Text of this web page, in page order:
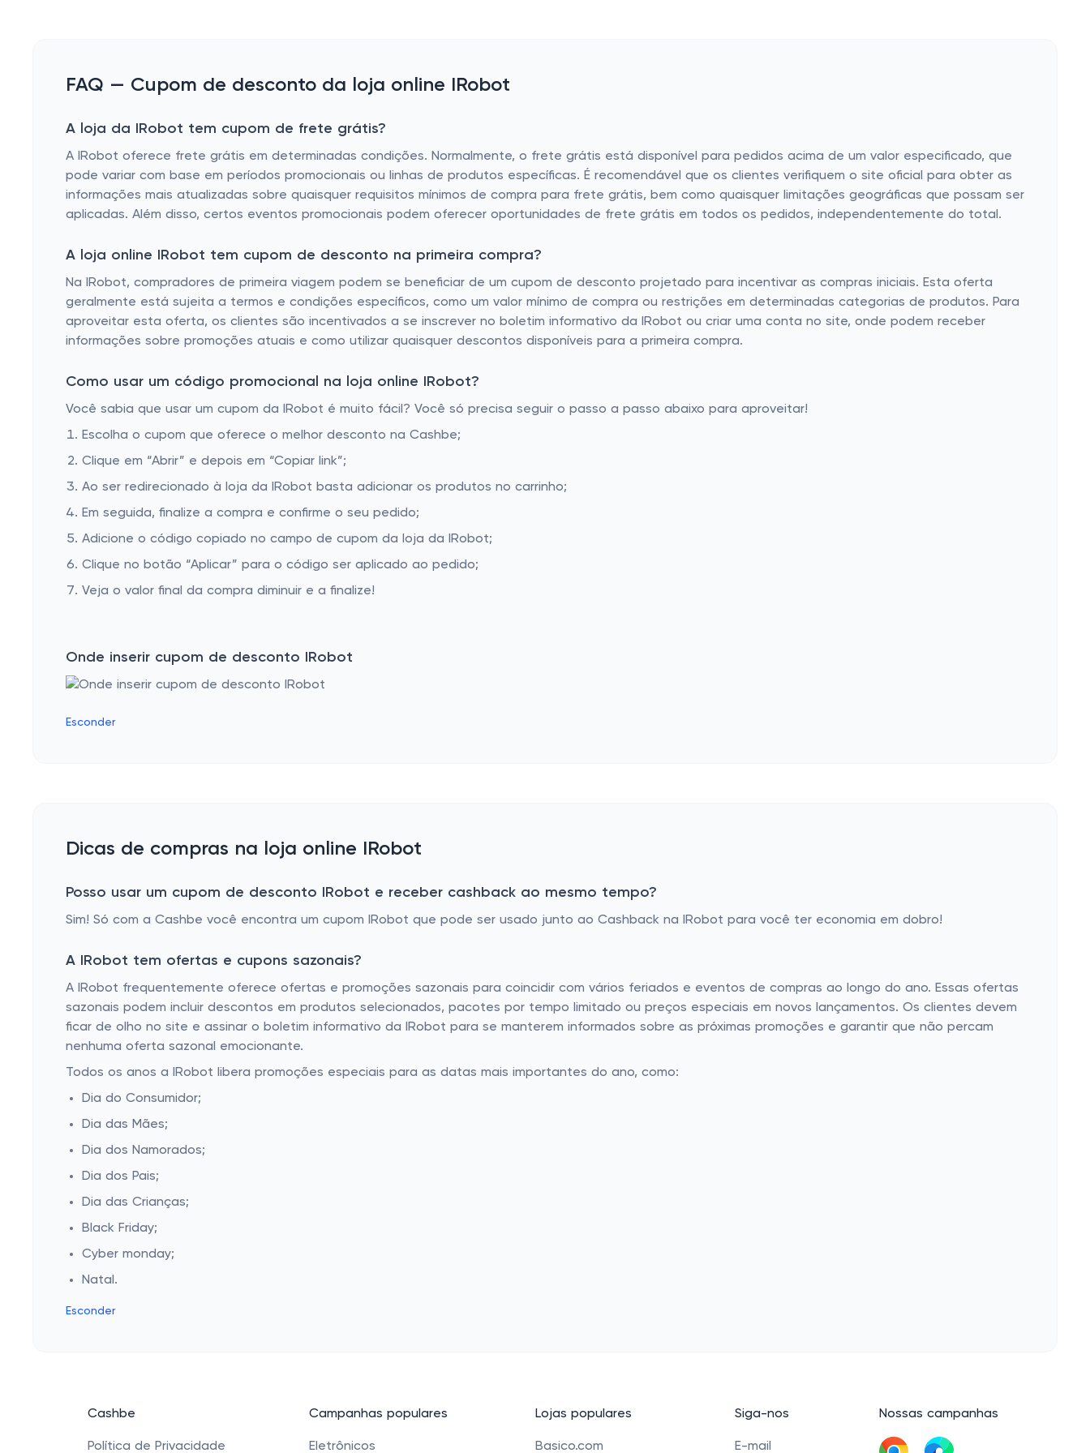
FAQ — Cupom de desconto da loja online IRobot
A loja da IRobot tem cupom de frete grátis?
A IRobot oferece frete grátis em determinadas condições. Normalmente, o frete grátis está disponível para pedidos acima de um valor especificado, que
pode variar com base em períodos promocionais ou linhas de produtos específicas. É recomendável que os clientes verifiquem o site oficial para obter as
informações mais atualizadas sobre quaisquer requisitos mínimos de compra para frete grátis, bem como quaisquer limitações geográficas que possam ser
aplicadas. Além disso, certos eventos promocionais podem oferecer oportunidades de frete grátis em todos os pedidos, independentemente do total.
A loja online IRobot tem cupom de desconto na primeira compra?
Na IRobot, compradores de primeira viagem podem se beneficiar de um cupom de desconto projetado para incentivar as compras iniciais. Esta oferta
geralmente está sujeita a termos e condições específicos, como um valor mínimo de compra ou restrições em determinadas categorias de produtos. Para
aproveitar esta oferta, os clientes são incentivados a se inscrever no boletim informativo da IRobot ou criar uma conta no site, onde podem receber
informações sobre promoções atuais e como utilizar quaisquer descontos disponíveis para a primeira compra.
Como usar um código promocional na loja online IRobot?
Você sabia que usar um cupom da IRobot é muito fácil? Você só precisa seguir o passo a passo abaixo para aproveitar!
Escolha o cupom que oferece o melhor desconto na Cashbe;
Clique em “Abrir” e depois em “Copiar link”;
Ao ser redirecionado à loja da IRobot basta adicionar os produtos no carrinho;
Em seguida, finalize a compra e confirme o seu pedido;
Adicione o código copiado no campo de cupom da loja da IRobot;
Clique no botão “Aplicar” para o código ser aplicado ao pedido;
Veja o valor final da compra diminuir e a finalize!
Onde inserir cupom de desconto IRobot
Esconder
Dicas de compras na loja online IRobot
Posso usar um cupom de desconto IRobot e receber cashback ao mesmo tempo?
Sim! Só com a Cashbe você encontra um cupom IRobot que pode ser usado junto ao Cashback na IRobot para você ter economia em dobro!
A IRobot tem ofertas e cupons sazonais?
A IRobot frequentemente oferece ofertas e promoções sazonais para coincidir com vários feriados e eventos de compras ao longo do ano. Essas ofertas
sazonais podem incluir descontos em produtos selecionados, pacotes por tempo limitado ou preços especiais em novos lançamentos. Os clientes devem
ficar de olho no site e assinar o boletim informativo da IRobot para se manterem informados sobre as próximas promoções e garantir que não percam
nenhuma oferta sazonal emocionante.
Todos os anos a IRobot libera promoções especiais para as datas mais importantes do ano, como:
Dia do Consumidor;
Dia das Mães;
Dia dos Namorados;
Dia dos Pais;
Dia das Crianças;
Black Friday;
Cyber monday;
Natal.
Esconder
Cashbe
Política de Privacidade
Campanhas populares
Eletrônicos
Lojas populares
Basico.com
Siga-nos
E-mail
Nossas campanhas